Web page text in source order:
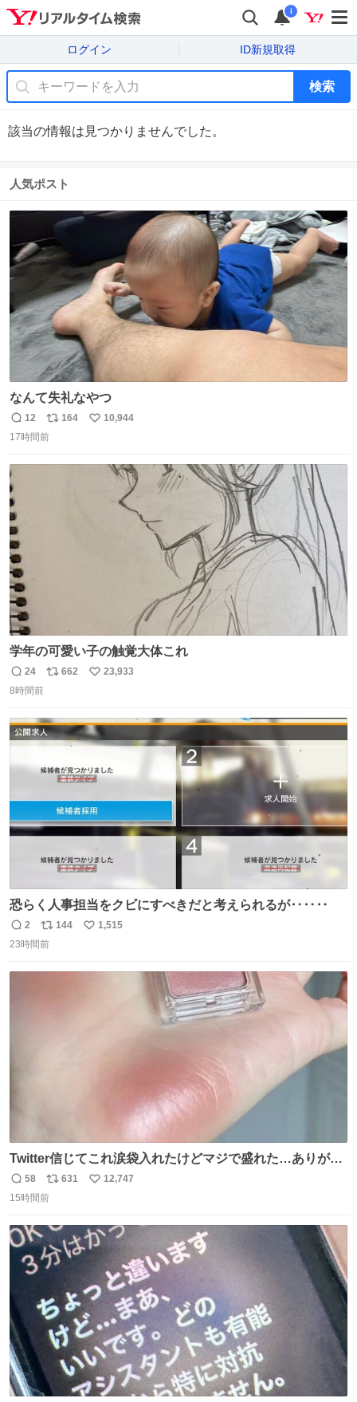
i
ログイン ID新規取得
検索
該当の情報は見つかりませんでした。
人気ポスト
なんて失礼なやつ
返
信
12
リ
ポ
164
い
10,944
17時間前
学年の可愛い子の触覚大体これ
返
信
24
リ
ト
数
662
い
数
23,933
8時間前
恐らく人事担当をクビにすべきだと考えられるが‥‥‥
返
信
2
リ
ポ
144
い
1,515
23時間前
Twitter信じてこれ涙袋入れたけどマジで盛れた…ありがと
う…
返
信
58
リ
ポ
ト
数
631
い
数
12,747
15時間前